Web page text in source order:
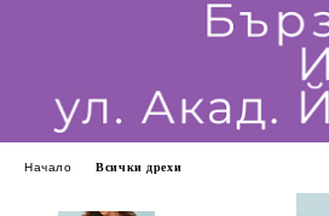
Начало Всички дрехи